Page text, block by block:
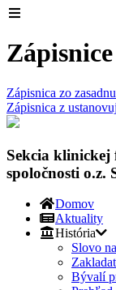
Zápisnice
Zápisnica zo
Zápisnica z
Sekcia klinickej
spoločnosti o.z.
Domov
Aktuality
História
Slovo
Bývalí